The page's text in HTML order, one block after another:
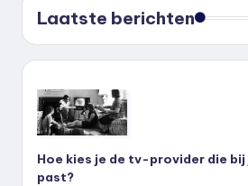
Laatste berichten
Hoe kies je de tv-provider die bij
past?